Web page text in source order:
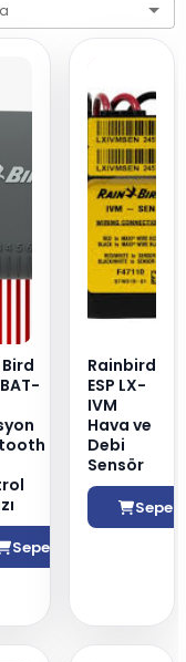
Sepete Ekle
Rainbird
ESP LX-
IVM
Hava ve
Debi
Sensör